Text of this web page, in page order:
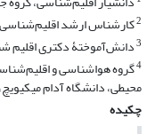
2کارشناس ارشد اقلیم‌شناسی،
3دانش‌آموختۀ دکتری اقلیم
4گروه هواشناسی و
محیطی، دانشگاه آدام
چکیده